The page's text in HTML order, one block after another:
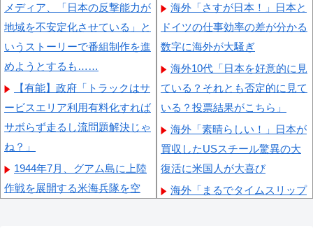
メディア、「日本の反撃能力が
地域を不安定化させている」と
いうストーリーで番組制作を進
めようとするも……
【有能】政府「トラックはサ
ービスエリア利用有料化すれば
サボらず走るし流問題解決じゃ
ね？」
1944年7月、グアム島に上陸
作戦を展開する米海兵隊を空
海外「さすが日本！」日本と
ドイツの仕事効率の差が分かる
数字に海外が大騒ぎ
海外10代「日本を好意的に見
ている？それとも否定的に見て
いる？投票結果がこちら」
海外「素晴らしい！」日本が
買収したUSスチール驚異の大
復活に米国人が大喜び
海外「まるでタイムスリップ